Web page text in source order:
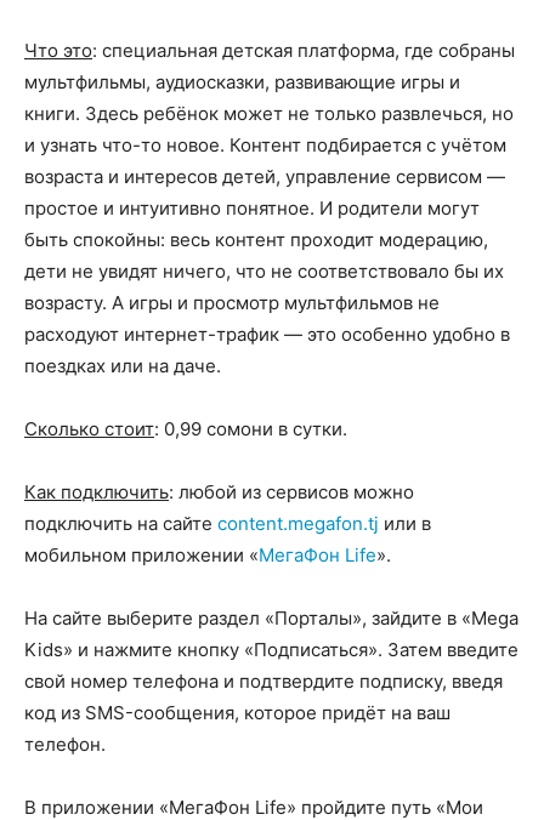
Что это: специальная детская платформа, где собраны
мультфильмы, аудиосказки, развивающие игры и
книги. Здесь ребёнок может не только развлечься, но
и узнать что-то новое. Контент подбирается с учётом
возраста и интересов детей, управление сервисом —
простое и интуитивно понятное. И родители могут
быть спокойны: весь контент проходит модерацию,
дети не увидят ничего, что не соответствовало бы их
возрасту. А игры и просмотр мультфильмов не
расходуют интернет-трафик — это особенно удобно в
поездках или на даче.
Сколько стоит: 0,99 сомони в сутки.
Как подключить: любой из сервисов можно
подключить на сайте content.megafon.tj или в
мобильном приложении «МегаФон Life».
На сайте выберите раздел «Порталы», зайдите в «Mega
Kids» и нажмите кнопку «Подписаться». Затем введите
свой номер телефона и подтвердите подписку, введя
код из SMS-сообщения, которое придёт на ваш
телефон.
В приложении «МегаФон Life» пройдите путь «Мои